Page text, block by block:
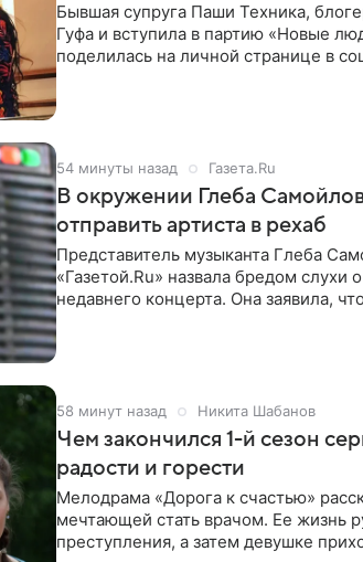
Бывшая супруга Паши Техника,
Гуфа и вступила в партию «Новые
поделилась на личной странице в
54 минуты назад Газета.Ru
В окружении Глеба
отправить артиста в рехаб
Представитель музыканта Глеба
«Газетой.Ru» назвала бредом слухи
недавнего концерта. Она заявила,
58 минут назад Никита Шабанов
Чем закончился 1-й сезон
радости и горести
Мелодрама «Дорога к счастью»
мечтающей стать врачом. Ее жизнь
преступления, а затем девушке